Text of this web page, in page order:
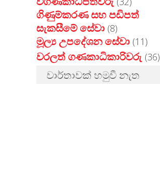
ගිණුම්කරණ සහ පඩිපත්
සැකසීමේ සේවා (8)
මූල්‍ය උපදේශන සේවා (11)
වරලත් ගණකාධිකාරිවරු (36)
වාර්තාවක් හමුවී නැත